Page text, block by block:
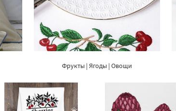
Фрукты | Ягоды | Овощи